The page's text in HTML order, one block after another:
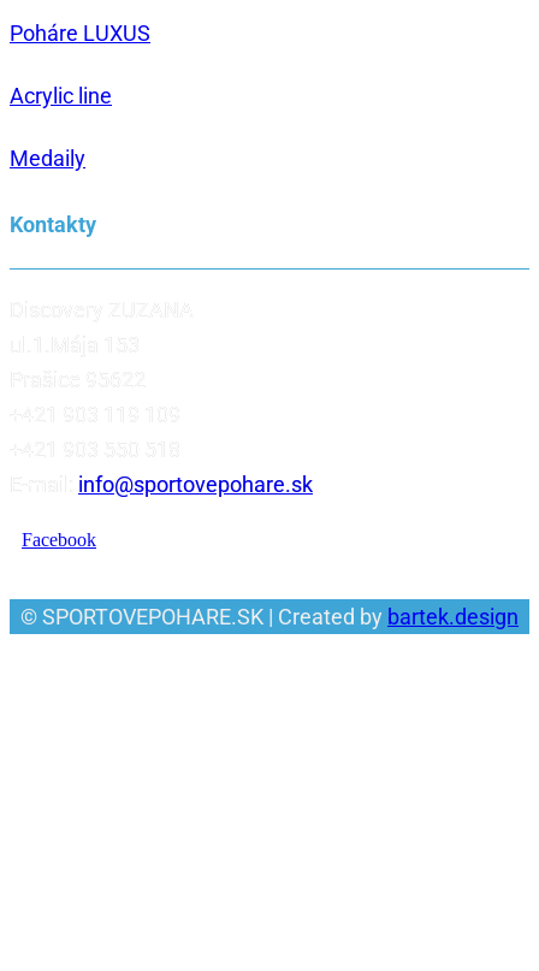
Poháre LUXUS
Acrylic line
Medaily
Kontakty
info@sportovepohare.sk
Facebook
© SPORTOVEPOHARE.SK | Created by bartek.design